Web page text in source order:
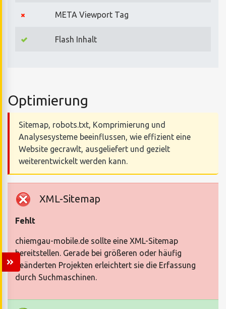
META Viewport Tag
Flash Inhalt
Optimierung
Sitemap, robots.txt, Komprimierung und
Analysesysteme beeinflussen, wie effizient eine
Website gecrawlt, ausgeliefert und gezielt
weiterentwickelt werden kann.
XML-Sitemap
Fehlt
chiemgau-mobile.de sollte eine XML-Sitemap
bereitstellen. Gerade bei größeren oder häufig
geänderten Projekten erleichtert sie die Erfassung
durch Suchmaschinen.